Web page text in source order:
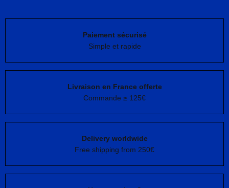
Paiement sécurisé
Simple et rapide
Livraison en France offerte
Commande ≥ 125€
Delivery worldwide
Free shipping from 250€